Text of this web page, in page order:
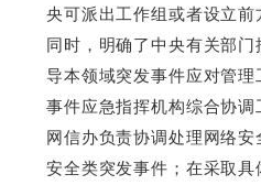
央可派出工作组或者设立前
同时，明确了中央有关部
导本领域突发事件应对管
事件应急指挥机构综合协
网信办负责协调处理网络
安全类突发事件；在采取